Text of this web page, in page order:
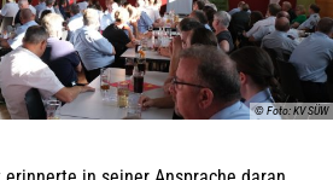
© Foto: KV SÜW